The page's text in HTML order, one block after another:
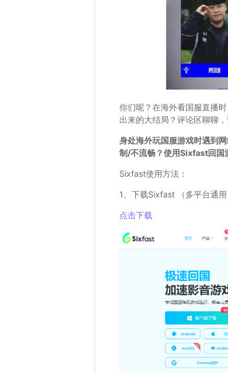
你们呢？在海外看国服直播
出来的大结局？评论区聊聊
身处海外玩国服游戏时遇到
制/不流畅？使用Sixfast回国
Sixfast使用方法：
1、下载Sixfast （多平台通用
点击下载